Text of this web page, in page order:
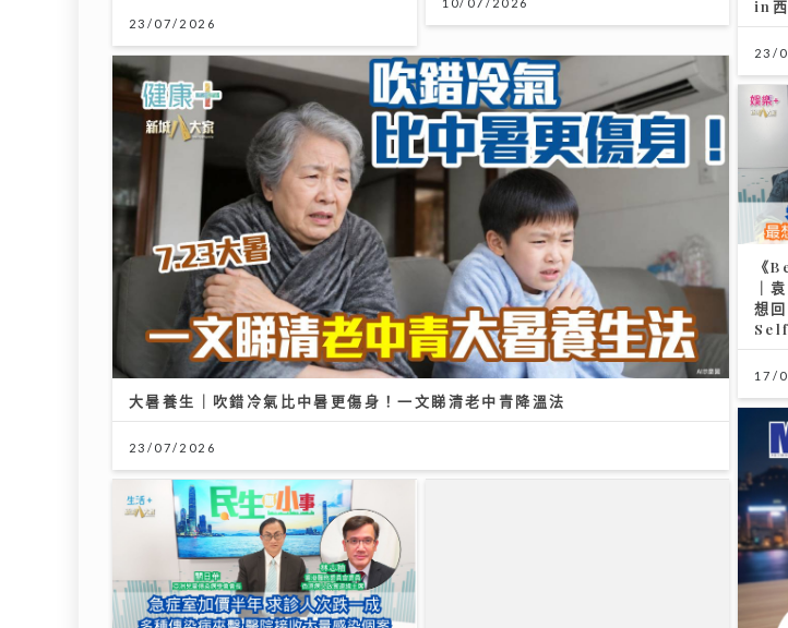
in西
23/
23/07/2026
大暑養生｜吹錯冷氣比中暑更傷身！一文睇清老中青降溫法
23/07/2026
《
｜
想
17/